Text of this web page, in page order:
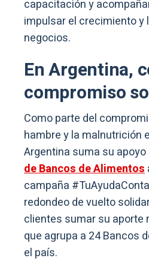
capacitación y
impulsar el crecimiento y
negocios.
En Argentina,
compromiso
Como parte del
hambre y la malnutrición
Argentina suma su apoyo
de Bancos de Alimentos
campaña
redondeo de vuelto
clientes sumar su aporte
que agrupa a 24 Bancos
el país.